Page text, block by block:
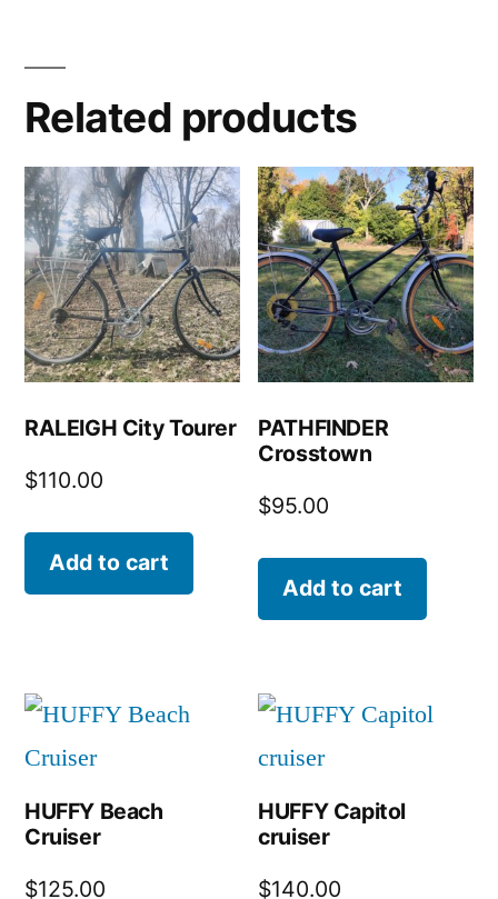
Related products
RALEIGH City Tourer
$110.00
Add to cart
PATHFINDER
Crosstown
$95.00
Add to cart
HUFFY Beach
Cruiser
$125.00
HUFFY Capitol
cruiser
$140.00